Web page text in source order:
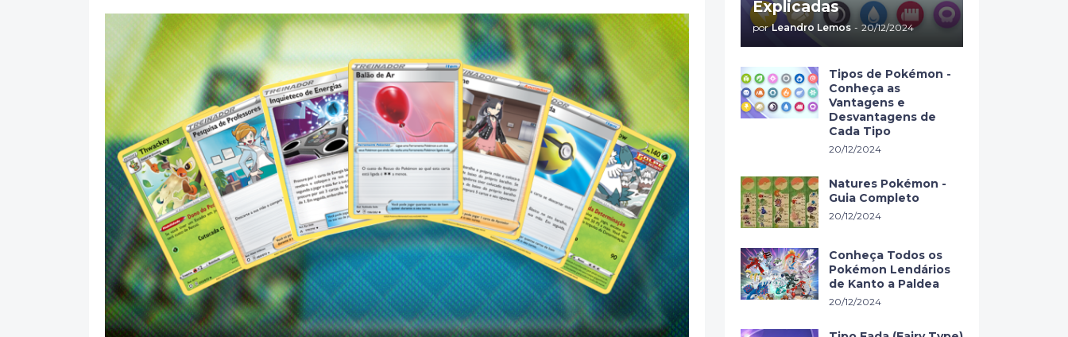
Explicadas
por Leandro Lemos - 20/12/2024
Tipos de Pokémon -
Conheça as
Vantagens e
Desvantagens de
Cada Tipo
20/12/2024
Natures Pokémon -
Guia Completo
20/12/2024
Conheça Todos os
Pokémon Lendários
de Kanto a Paldea
20/12/2024